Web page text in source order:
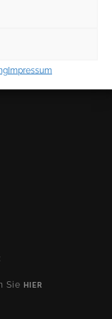
Impressum
Sie HIER